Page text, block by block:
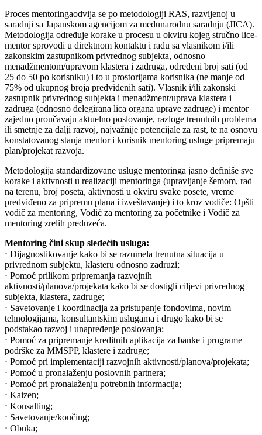
Proces mentoringaodvija se po metodologiji RAS, razvijenoj u
saradnji sa Japanskom agencijom za međunarodnu saradnju (JICA).
Metodologija određuje korake u procesu u okviru kojeg stručno lice-
mentor sprovodi u direktnom kontaktu i radu sa vlasnikom i/ili
zakonskim zastupnikom privrednog subjekta, odnosno
menadžmentom/upravom klastera i zadruga, određeni broj sati (od
25 do 50 po korisniku) i to u prostorijama korisnika (ne manje od
75% od ukupnog broja predviđenih sati). Vlasnik i/ili zakonski
zastupnik privrednog subjekta i menadžment/uprava klastera i
zadruga (odnosno delegirana lica organa uprave zadruge) i mentor
zajedno proučavaju aktuelno poslovanje, razloge trenutnih problema
ili smetnje za dalji razvoj, najvažnije potencijale za rast, te na osnovu
konstatovanog stanja mentor i korisnik mentoring usluge pripremaju
plan/projekat razvoja.
Metodologija standardizovane usluge mentoringa jasno definiše sve
korake i aktivnosti u realizaciji mentoringa (upravljanje šemom, rad
na terenu, broj poseta, aktivnosti u okviru svake posete, vreme
predviđeno za pripremu plana i izveštavanje) i to kroz vodiče: Opšti
vodič za mentoring, Vodič za mentoring za početnike i Vodič za
mentoring zrelih preduzeća.
Mentoring čini skup sledećih usluga:
⋅ Dijagnostikovanje kako bi se razumela trenutna situacija u
privrednom subjektu, klasteru odnosno zadruzi;
⋅ Pomoć prilikom pripremanja razvojnih
aktivnosti/planova/projekata kako bi se dostigli ciljevi privrednog
subjekta, klastera, zadruge;
⋅ Savetovanje i koordinacija za pristupanje fondovima, novim
tehnologijama, konsultantskim uslugama i drugo kako bi se
podstakao razvoj i unapređenje poslovanja;
⋅ Pomoć za pripremanje kreditnih aplikacija za banke i programe
podrške za MMSPP, klastere i zadruge;
⋅ Pomoć pri implementaciji razvojnih aktivnosti/planova/projekata;
⋅ Pomoć u pronalaženju poslovnih partnera;
⋅ Pomoć pri pronalaženju potrebnih informacija;
⋅ Kaizen;
⋅ Konsalting;
⋅ Savetovanje/koučing;
⋅ Obuka;